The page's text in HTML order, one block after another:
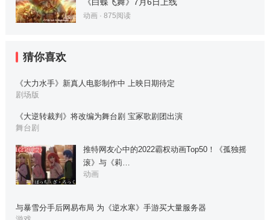
动画· 875阅读
猜你喜欢
《大力水手》新真人电影制作中 上映日期待定
剧场版
《大逆转裁判》将改编为舞台剧 宝冢歌剧团出演
舞台剧
推特网友心中的2022霸权动画Top50！《孤独摇
滚》与《莉…
动画
与暴雪分手后网易布局 为《逆水寒》手游买大量服务器